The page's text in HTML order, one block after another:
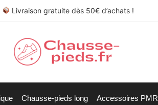
Livraison gratuite dès 50€ d’achats !
Chausse-pieds long Accessoires PMR